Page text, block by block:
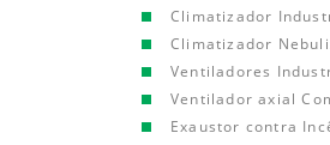
Climatizador
Climatizador
Ventiladores
Ventilador axial
Exaustor contra